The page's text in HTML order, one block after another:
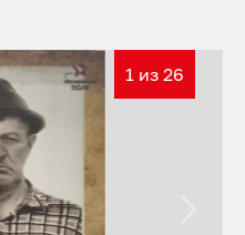
1 из 26